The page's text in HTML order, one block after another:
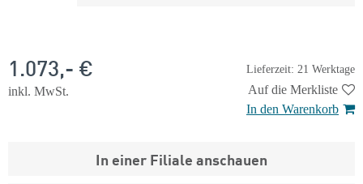
Lieferzeit: 21 Werktage
1.073,- €
inkl. MwSt.
Auf die Merkliste
In den Warenkorb
In einer Filiale anschauen